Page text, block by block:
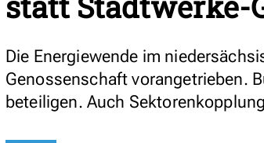
Die Energiewende im
Genossenschaft vorangetrieben.
beteiligen. Auch